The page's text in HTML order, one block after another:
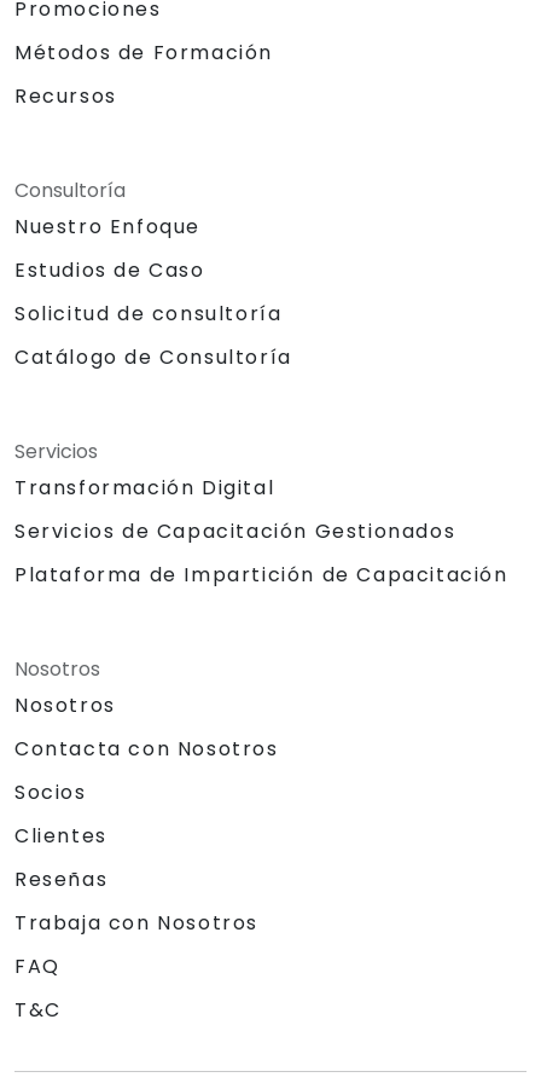
Promociones
Métodos de Formación
Recursos
Consultoría
Nuestro Enfoque
Estudios de Caso
Solicitud de consultoría
Catálogo de Consultoría
Servicios
Transformación Digital
Servicios de Capacitación Gestionados
Plataforma de Impartición de Capacitación
Nosotros
Nosotros
Contacta con Nosotros
Socios
Clientes
Reseñas
Trabaja con Nosotros
FAQ
T&C